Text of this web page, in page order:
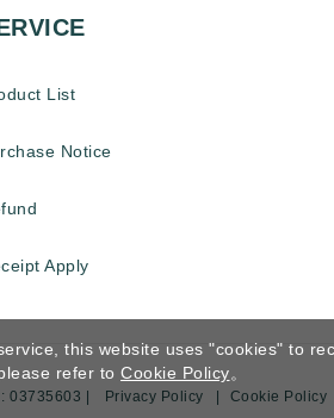
List
Notice
Apply
03735603 | Privacy Policy Cookie Policy
this website uses "cookies" to
refer to Cookie Policy。